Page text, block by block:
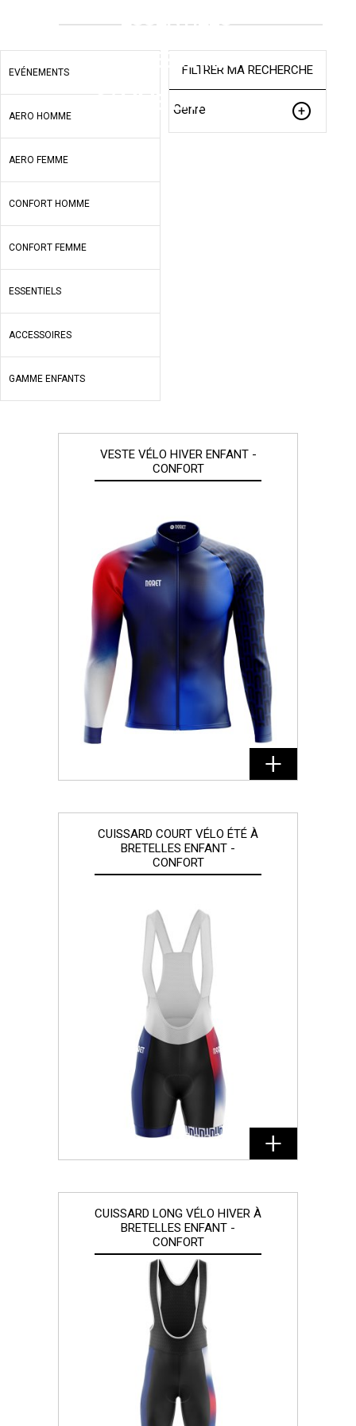
ESSENTIELS
ACCESSOIRES
GAMME ENFANTS
EVÉNEMENTS
AERO HOMME
AERO FEMME
CONFORT HOMME
CONFORT FEMME
ESSENTIELS
ACCESSOIRES
GAMME ENFANTS
FILTRER MA RECHERCHE
Genre
VESTE VÉLO HIVER ENFANT -
CONFORT
CUISSARD COURT VÉLO ÉTÉ À
BRETELLES ENFANT -
CONFORT
CUISSARD LONG VÉLO HIVER À
BRETELLES ENFANT -
CONFORT